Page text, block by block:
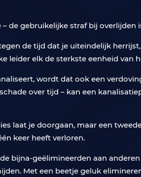
de gebruikelijke straf bij overlijden
de tijd dat je uiteindelijk
leider elk de sterkste eenheid van
wordt dat ook een
over tijd – kan een
laat je doorgaan, maar een
keer heeft verloren.
bijna-geëlimineerden aan
Met een beetje geluk